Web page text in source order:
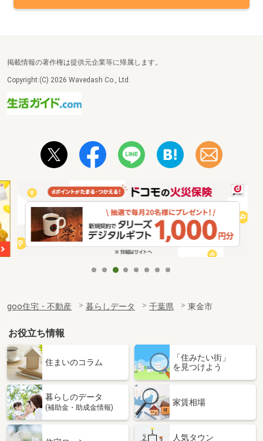
掲載情報の著作権は提供元企業等に帰属します。
Copyright:(C) 2026 Wavedash Co., Ltd.
goo住宅・不動産 暮らしデータ 千葉県 東金市
お役立ち情報
住まいのコラム
「住みたい街」
を見つけよう
暮らしのデータ
(補助金・助成金情報)
家賃相場
人気タウン